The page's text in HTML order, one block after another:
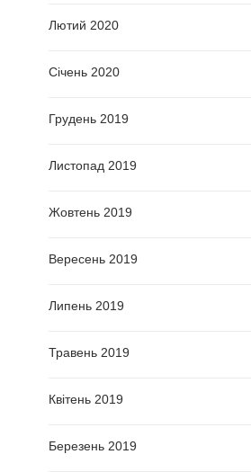
Лютий 2020
Січень 2020
Грудень 2019
Листопад 2019
Жовтень 2019
Вересень 2019
Липень 2019
Травень 2019
Квітень 2019
Березень 2019